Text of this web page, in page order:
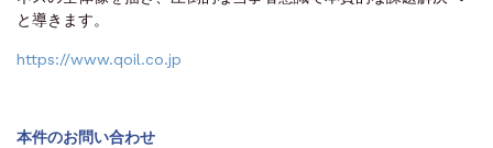
と導きます。
https://www.qoil.co.jp
本件のお問い合わせ